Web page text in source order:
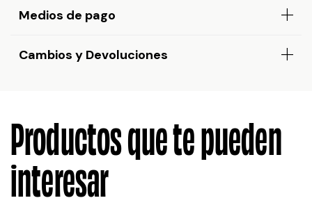
Medios de pago
Cambios y Devoluciones
Productos que te pueden
interesar